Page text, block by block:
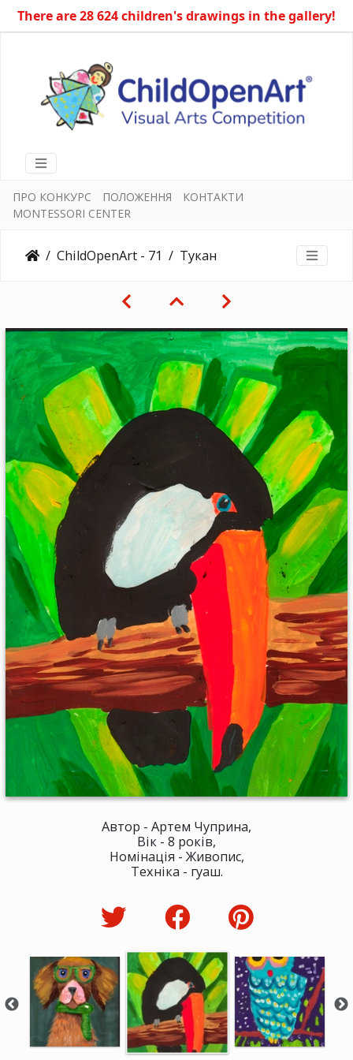
There are 28 624 children's drawings in the gallery!
ПРО КОНКУРС ПОЛОЖЕННЯ
КОНТАКТИ
MONTESSORI CENTER
ChildOpenArt - 71 Тукан
Автор - Артем Чуприна,
Вік - 8 років,
Номінація - Живопис,
Техніка - гуаш.